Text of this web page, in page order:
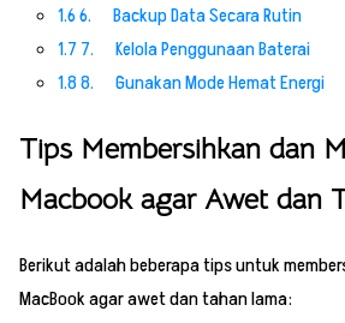
1.66. Backup Data Secara Rutin
1.7 7. Kelola Penggunaan Baterai
1.88. Gunakan Mode Hemat Energi
Tips Membersihkan dan
Macbook agar Awet dan
Berikut adalah beberapa tips untuk
MacBook agar awet dan tahan lama: